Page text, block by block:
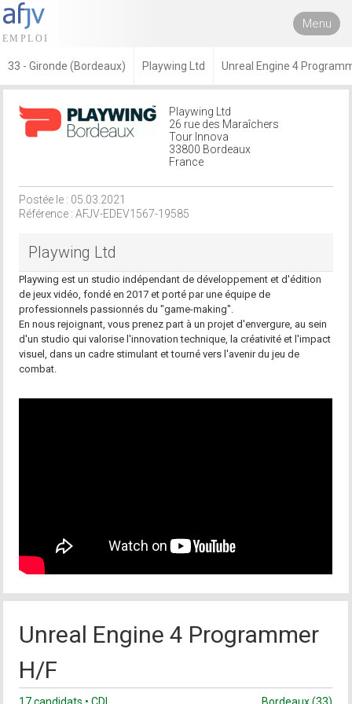
Menu
33 - Gironde (Bordeaux) Playwing Ltd Unreal Engine 4
Playwing Ltd
26 rue des Maraîchers
Tour Innova
33800 Bordeaux
France
Postée le : 05.03.2021
Référence : AFJV-EDEV1567-19585
Playwing Ltd
Playwing est un studio indépendant de développement et d'édition
de jeux vidéo, fondé en 2017 et porté par une équipe de
professionnels passionnés du "game-making".
En nous rejoignant, vous prenez part à un projet d'envergure, au sein
d'un studio qui valorise l'innovation technique, la créativité et l'impact
visuel, dans un cadre stimulant et tourné vers l'avenir du jeu de
combat.
Unreal Engine 4 Programmer
H/F